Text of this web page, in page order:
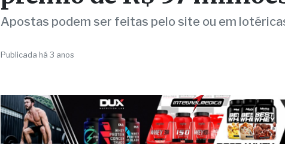
Apostas podem ser feitas pelo site ou em